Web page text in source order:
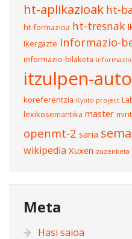
ht-aplikazioak ht-
ht-formazioa ht-tresnak
Ikergazte Informazio-
informazio-bilaketa
itzulpen-
koreferentzia Kyoto project
lexikosemantika master
openmt-2 saria
wikipedia Xuxen zuzenketa
Meta
Hasi saioa